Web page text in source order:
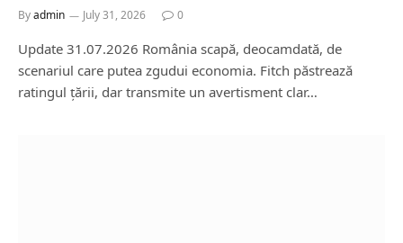
Byadmin July 31, 2026 0
Update 31.07.2026 România scapă, deocamdată, de
scenariul care putea zgudui economia. Fitch păstrează
ratingul țării, dar transmite un avertisment clar…